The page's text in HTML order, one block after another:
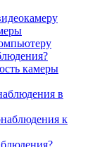
камеры
в
к